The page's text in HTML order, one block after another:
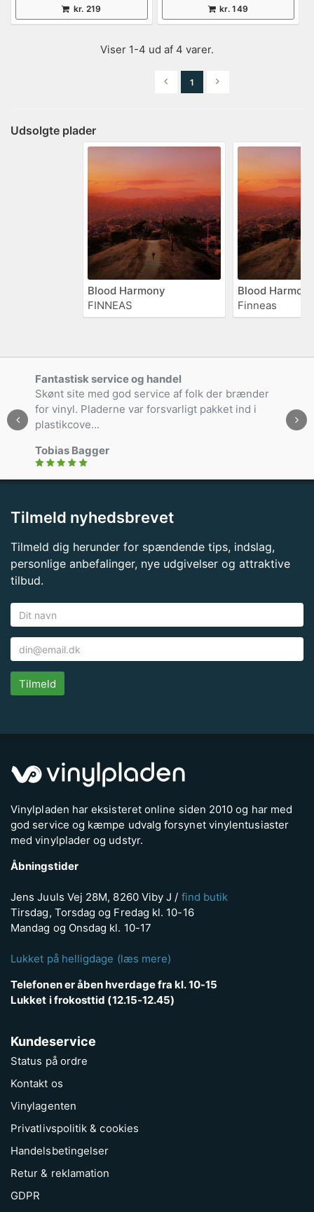
kr. 219 kr. 149
Viser 1-4 ud af 4 varer.
1
Udsolgte plader
Blood Harmony
FINNEAS
Blood
Finneas
Fantastisk service og handel
Skønt site med god service af folk der brænder
for vinyl. Pladerne var forsvarligt pakket ind i
plastikcove...
Tobias Bagger
Tilmeld nyhedsbrevet
Tilmeld dig herunder for spændende tips, indslag,
personlige anbefalinger, nye udgivelser og attraktive
tilbud.
Tilmeld
Vinylpladen har eksisteret online siden 2010 og har med
god service og kæmpe udvalg forsynet vinylentusiaster
med vinylplader og udstyr.
Åbningstider
Jens Juuls Vej 28M, 8260 Viby J / find butik
Tirsdag, Torsdag og Fredag kl. 10-16
Mandag og Onsdag kl. 10-17
Lukket på helligdage (læs mere)
Telefonen er åben hverdage fra kl. 10-15
Lukket i frokosttid (12.15-12.45)
Kundeservice
Status på ordre
Kontakt os
Vinylagenten
Privatlivspolitik & cookies
Handelsbetingelser
Retur & reklamation
GDPR